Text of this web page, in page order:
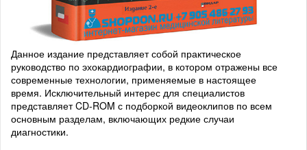
Данное издание представляет собой практическое
руководство по эхокардиографии, в котором отражены все
современные технологии, применяемые в настоящее
время. Исключительный интерес для специалистов
представляет CD-ROM с подборкой видеоклипов по всем
основным разделам, включающих редкие случаи
диагностики.